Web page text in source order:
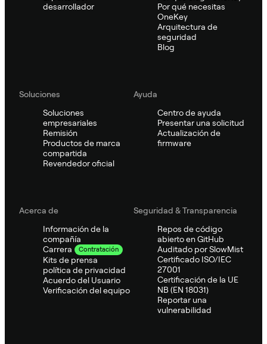
desarrollador
Por qué necesitas
OneKey
Arquitectura de
seguridad
Blog
Soluciones
Soluciones
empresariales
Remisión
Productos de marca
compartida
Revendedor oficial
Ayuda
Centro de ayuda
Presentar una solicitud
Actualización de
firmware
Acerca de
Información de la
compañía
Carrera
Contratación
Kits de prensa
política de privacidad
Acuerdo del Usuario
Verificación del equipo
Seguridad & Transparencia
Repos de código
abierto en GitHub
Auditado por SlowMist
Certificado ISO/IEC
27001
Certificación de la UE
NB (EN 18031)
Reportar una
vulnerabilidad